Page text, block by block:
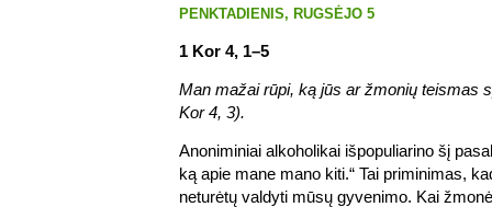
PENKTADIENIS, RUGSĖJO 5
1 Kor 4, 1–5
Man mažai rūpi, ką jūs ar žmonių teismas
Kor 4, 3).
Anoniminiai alkoholikai išpopuliarino šį
ką apie mane mano kiti.“ Tai priminimas,
neturėtų valdyti mūsų gyvenimo. Kai